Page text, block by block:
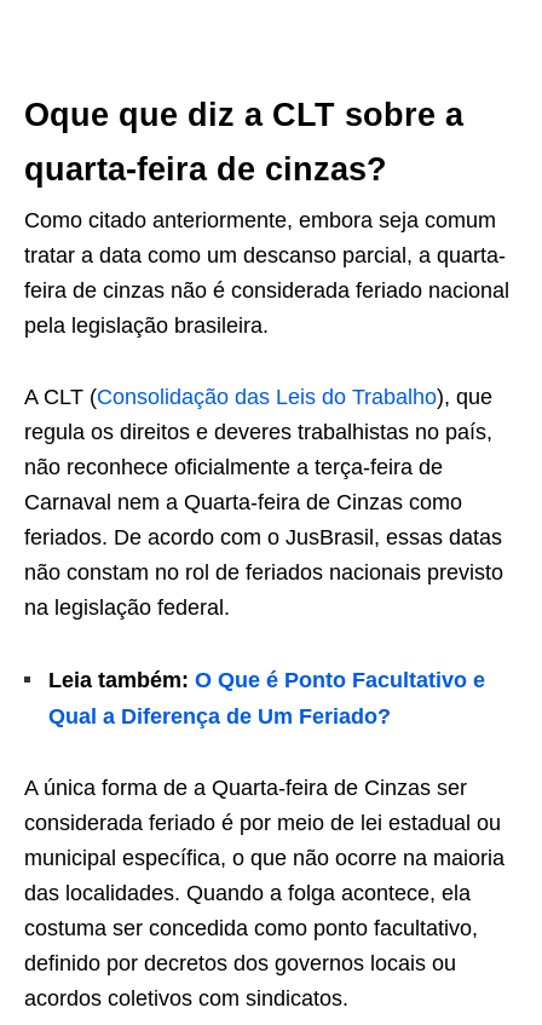
Oque que diz a CLT sobre a
quarta-feira de cinzas?
Como citado anteriormente, embora seja comum
tratar a data como um descanso parcial, a quarta-
feira de cinzas não é considerada feriado nacional
pela legislação brasileira.
A CLT (Consolidação das Leis do Trabalho), que
regula os direitos e deveres trabalhistas no país,
não reconhece oficialmente a terça-feira de
Carnaval nem a Quarta-feira de Cinzas como
feriados. De acordo com o JusBrasil, essas datas
não constam no rol de feriados nacionais previsto
na legislação federal.
Leia também: O Que é Ponto Facultativo e
Qual a Diferença de Um Feriado?
A única forma de a Quarta-feira de Cinzas ser
considerada feriado é por meio de lei estadual ou
municipal específica, o que não ocorre na maioria
das localidades. Quando a folga acontece, ela
costuma ser concedida como ponto facultativo,
definido por decretos dos governos locais ou
acordos coletivos com sindicatos.